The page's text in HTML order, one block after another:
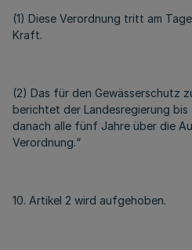
(1) Diese Verordnung tritt am
Kraft.
(2) Das für den Gewässerschutz
berichtet der Landesregierung bis
danach alle fünf Jahre über die
Verordnung.“
10. Artikel 2 wird aufgehoben.